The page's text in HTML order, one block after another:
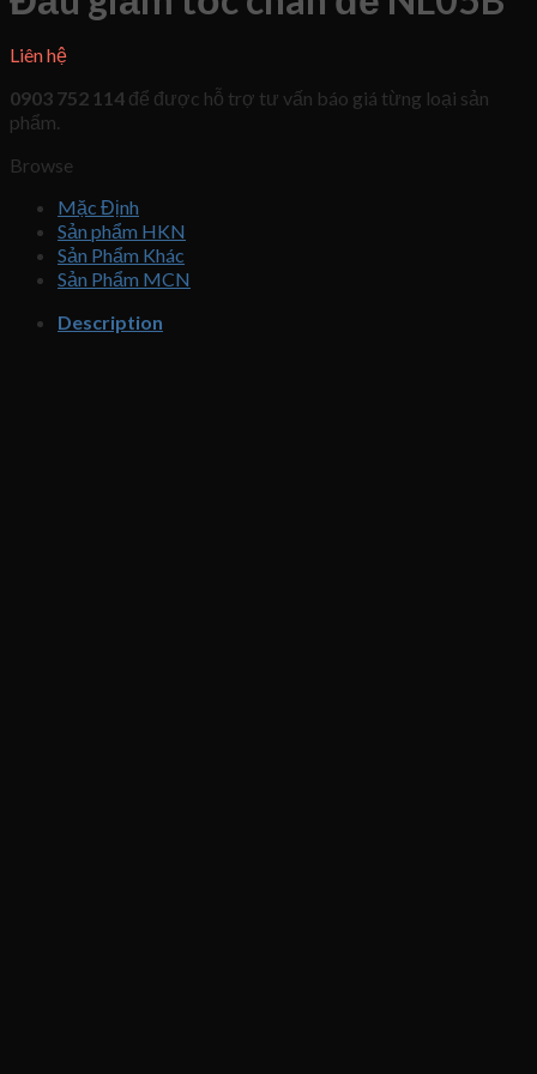
Liên hệ
0903 752 114 để được hỗ trợ tư vấn báo giá từng loại sản
phẩm.
Browse
Mặc Định
Sản phẩm HKN
Sản Phẩm Khác
Sản Phẩm MCN
Description